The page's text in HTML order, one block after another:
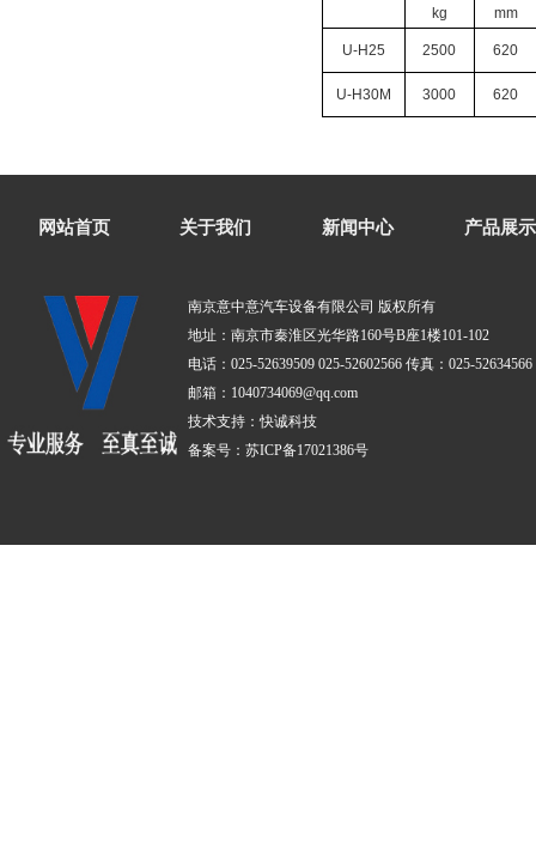
kg
mm
U-H25 2500 620
U-H30M 3000 620
网站首页 关于我们 新闻中心 产品展示
南京意中意汽车设备有限公司 版权所有
地址：南京市秦淮区光华路160号B座1楼101-102
电话：025-52639509 025-52602566 传真：025-52634566
邮箱：1040734069@qq.com
技术支持：快诚科技
备案号： 苏ICP备17021386号